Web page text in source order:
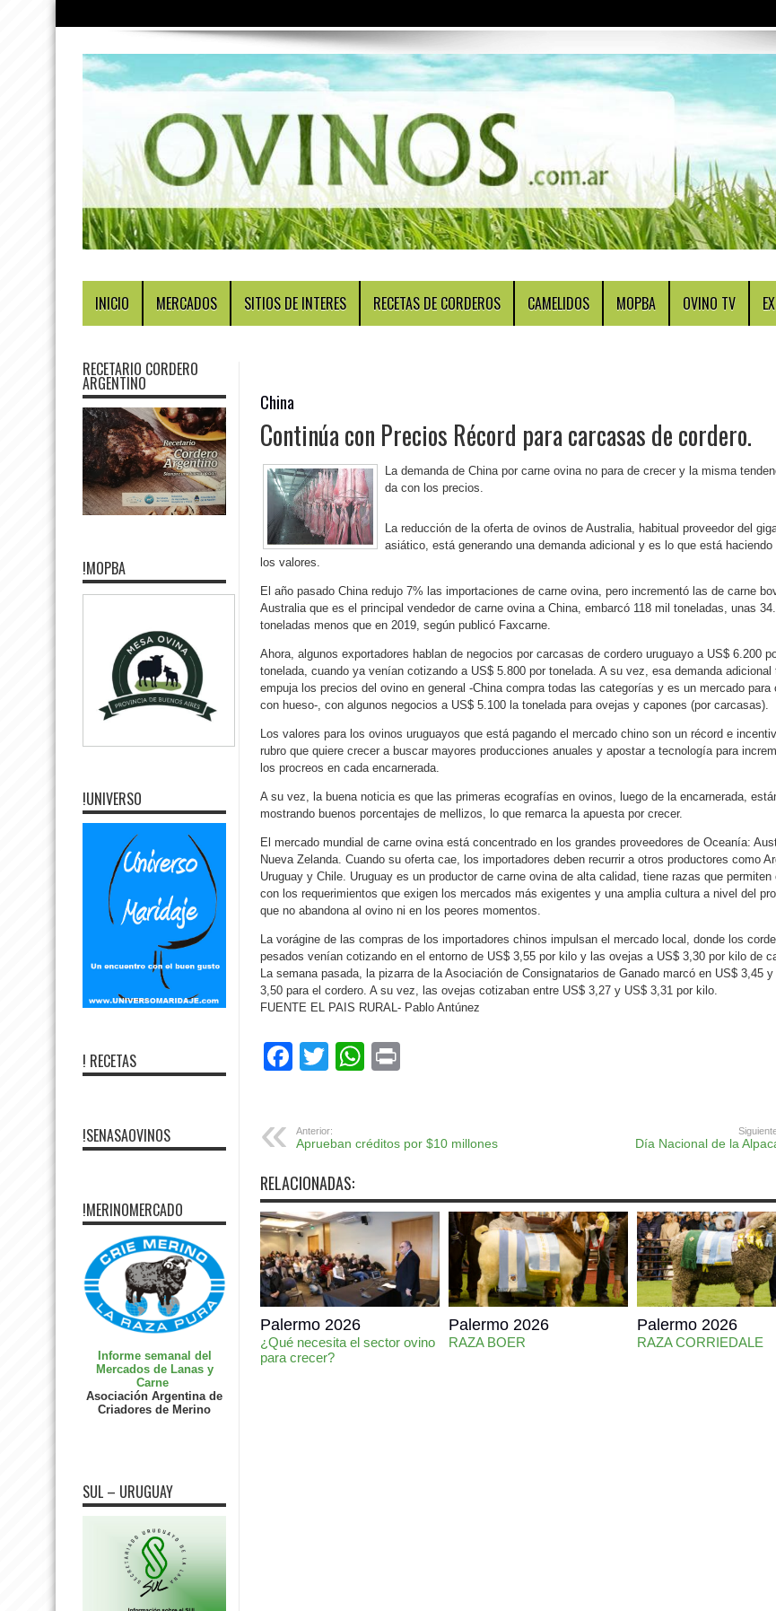
INICIO MERCADOS SITIOS DE INTERES RECETAS DE CORDEROS CAMELIDOS MOPBA OVINO TV
China
Continúa con Precios Récord para carcasas de cordero.
La demanda de China por carne ovina no para de crecer y la misma
da con los precios.
La reducción de la oferta de ovinos de Australia, habitual proveedor del
asiático, está generando una demanda adicional y es lo que está haciendo
los valores.
El año pasado China redujo 7% las importaciones de carne ovina, pero incrementó las de carne
Australia que es el principal vendedor de carne ovina a China, embarcó 118 mil toneladas, unas
toneladas menos que en 2019, según publicó Faxcarne.
Ahora, algunos exportadores hablan de negocios por carcasas de cordero uruguayo a US$ 6.200
tonelada, cuando ya venían cotizando a US$ 5.800 por tonelada. A su vez, esa demanda adicional
empuja los precios del ovino en general -China compra todas las categorías y es un mercado para
con hueso-, con algunos negocios a US$ 5.100 la tonelada para ovejas y capones (por carcasas).
Los valores para los ovinos uruguayos que está pagando el mercado chino son un récord e
rubro que quiere crecer a buscar mayores producciones anuales y apostar a tecnología para
los procreos en cada encarnerada.
A su vez, la buena noticia es que las primeras ecografías en ovinos, luego de la encarnerada,
mostrando buenos porcentajes de mellizos, lo que remarca la apuesta por crecer.
El mercado mundial de carne ovina está concentrado en los grandes proveedores de Oceanía:
Nueva Zelanda. Cuando su oferta cae, los importadores deben recurrir a otros productores como
Uruguay y Chile. Uruguay es un productor de carne ovina de alta calidad, tiene razas que permiten
con los requerimientos que exigen los mercados más exigentes y una amplia cultura a nivel del
que no abandona al ovino ni en los peores momentos.
La vorágine de las compras de los importadores chinos impulsan el mercado local, donde los
pesados venían cotizando en el entorno de US$ 3,55 por kilo y las ovejas a US$ 3,30 por kilo de
La semana pasada, la pizarra de la Asociación de Consignatarios de Ganado marcó en US$ 3,45 y
3,50 para el cordero. A su vez, las ovejas cotizaban entre US$ 3,27 y US$ 3,31 por kilo.
FUENTE EL PAIS RURAL- Pablo Antúnez
Facebook
TwitterWhatsApp
Anterior:
Aprueban créditos por $10 millones Día Nacional de la
RELACIONADAS:
Palermo 2026
¿Qué necesita el sector ovino
para crecer?
Palermo 2026
RAZA BOER
Palermo 2026
RAZA CORRIEDALE
RECETARIO CORDERO
ARGENTINO
!MOPBA
!UNIVERSO
! RECETAS
!SENASAOVINOS
!MERINOMERCADO
Informe semanal del
Mercados de Lanas y
Carne
Asociación Argentina de
Criadores de Merino
SUL – URUGUAY